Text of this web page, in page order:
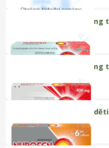
Nurofen 200mg
Nurofen 400mg
Nurofen pro